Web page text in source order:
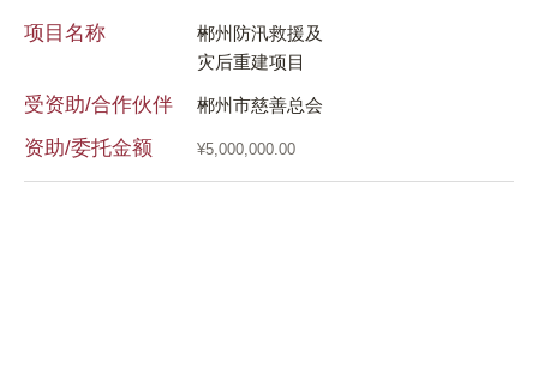
项目名称
郴州防汛救援及
灾后重建项目
受资助/合作伙伴 郴州市慈善总会
资助/委托金额 ¥5,000,000.00